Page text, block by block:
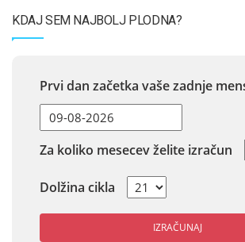
KDAJ SEM NAJBOLJ PLODNA?
Prvi dan začetka vaše zadnje
Za koliko mesecev želite izračun
Dolžina cikla
IZRAČUNAJ